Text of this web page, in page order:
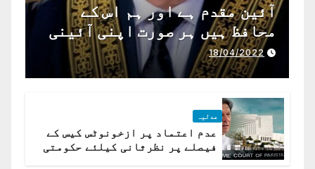
آئین مقدم ہے اور ہم اس کے
محافظ ہیں ہر صورت اپنی آئینی
ذمہ داری ادا کرینگے ، چیف
جسٹس پاکستان
18/04/2022
عدلیہ
عدم اعتماد پر ازخونوٹس کیس کے
فیصلے پر نظرثانی کیلئے حکومتی